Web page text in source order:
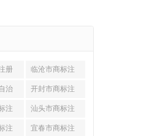
册 临沧市商标注
册
治 开封市商标注
册
注 汕头市商标注
册
注 宜春市商标注